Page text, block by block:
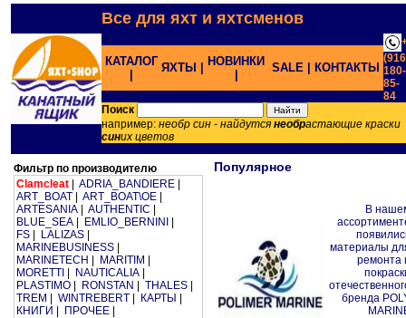
Все для яхт и яхтсменов
КАТАЛОГ ЯХТЫ |
НОВИНКИ
SALE | КОНТАКТЫ 180-
85-
84;
Поиск
например: необр син - найдутся необрастающие краски
синих цветов
Фильтр по производителю
Clamcleat
ADRIA_BANDIERE
ART_BOAT
ART_BOAT\OE
ARTESANIA
AUTHENTIC
BLUE_SEA
EMLIO_BERNINI
FS
LALIZAS
MARINEBUSINESS
MARINETECH
MARITIM
MORETTI
NAUTICALIA
PLASTIMO
RONSTAN THALES
TREM
WINTREBERT КАРТЫ
КНИГИ
ПРОЧЕЕ
Популярное
В
материалы
ремонта
бренда